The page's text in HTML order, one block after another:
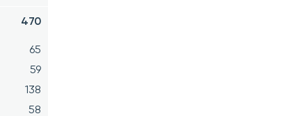
470
65
59
138
58